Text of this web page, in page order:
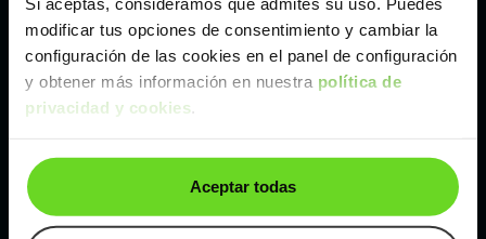
modificar tus opciones de consentimiento y cambiar la
configuración de las cookies en el panel de configuración
y obtener más información en nuestra política de
privacidad y cookies.
Aceptar todas
Valencia
Zaragoza
Ver Toyota Yaris de segunda mano y ocasión
Toyota Yaris de segunda mano y ocasión